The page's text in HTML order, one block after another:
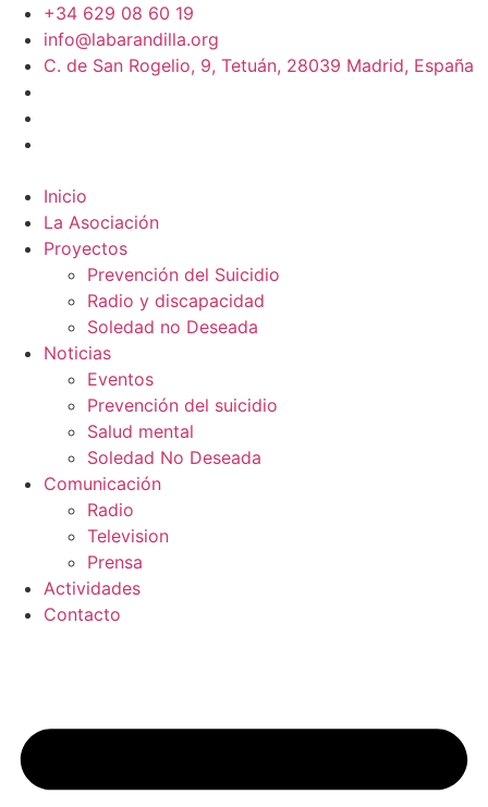
+34 629 08 60 19
info@labarandilla.org
C. de San Rogelio, 9, Tetuán, 28039 Madrid, España
Inicio
La Asociación
Proyectos
Prevención del Suicidio
Radio y discapacidad
Soledad no Deseada
Noticias
Eventos
Prevención del suicidio
Salud mental
Soledad No Deseada
Comunicación
Radio
Television
Prensa
Actividades
Contacto